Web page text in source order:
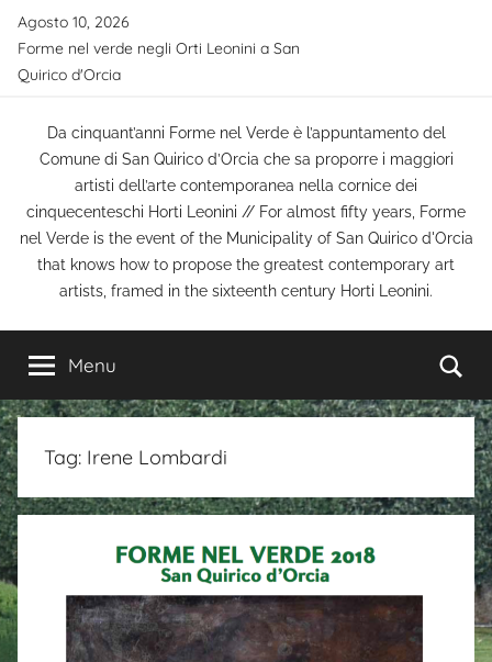
Salta
contenuto
Agosto 10, 2026
Forme nel verde negli Orti Leonini a San
Quirico d'Orcia
Da cinquant’anni Forme nel Verde è l’appuntamento del
Comune di San Quirico d’Orcia che sa proporre i maggiori
artisti dell’arte contemporanea nella cornice dei
cinquecenteschi Horti Leonini // For almost fifty years, Forme
nel Verde is the event of the Municipality of San Quirico d'Orcia
that knows how to propose the greatest contemporary art
artists, framed in the sixteenth century Horti Leonini.
Menu
Tag: Irene Lombardi